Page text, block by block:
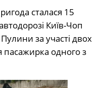
сталася 15
Київ-Чоп
за участі двох
пасажирка одного з